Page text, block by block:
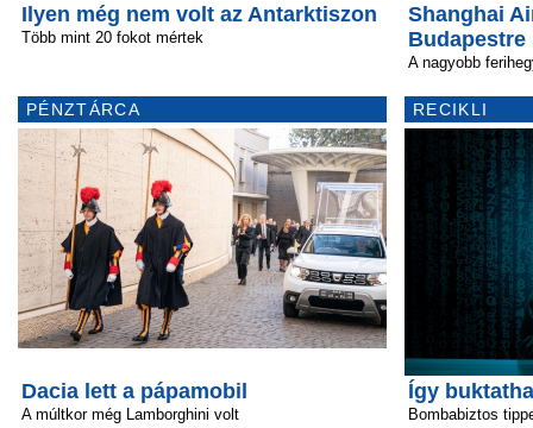
Ilyen még nem volt az Antarktiszon
Több mint 20 fokot mértek
PÉNZTÁRCA
Dacia lett a pápamobil
A múltkor még Lamborghini volt
Shanghai
Budapestre
A nagyobb
RECIKLI
Így
Bombabiztos